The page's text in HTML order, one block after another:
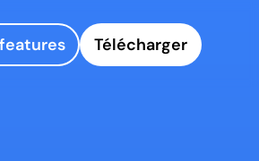
Télécharger